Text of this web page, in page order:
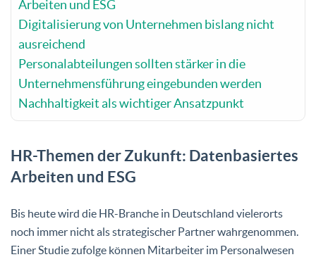
Arbeiten und ESG
Digitalisierung von Unternehmen bislang nicht
ausreichend
Personalabteilungen sollten stärker in die
Unternehmensführung eingebunden werden
Nachhaltigkeit als wichtiger Ansatzpunkt
HR-Themen der Zukunft: Datenbasiertes
Arbeiten und ESG
Bis heute wird die HR-Branche in Deutschland vielerorts
noch immer nicht als strategischer Partner wahrgenommen.
Einer Studie zufolge können Mitarbeiter im Personalwesen